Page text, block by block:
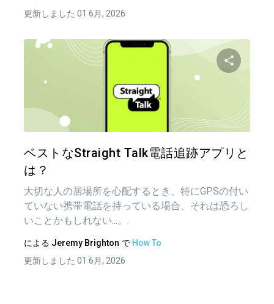
更新しました 01 6月, 2026
ベストなStraight Talk電話追跡アプリと
は？
大切な人の居場所を心配するとき、特にGPSの付い
ていない携帯電話を持っている場合、それは恐ろし
いことかもしれない...。.
による Jeremy Brighton で How To
更新しました 01 6月, 2026